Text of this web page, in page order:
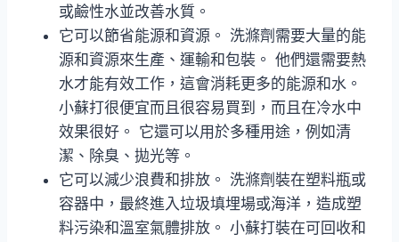
或鹼性水並改善水質。
它可以節省能源和資源。 洗滌劑需要大量的能
源和資源來生產、運輸和包裝。 他們還需要熱
水才能有效工作，這會消耗更多的能源和水。
小蘇打很便宜而且很容易買到，而且在冷水中
效果很好。 它還可以用於多種用途，例如清
潔、除臭、拋光等。
它可以減少浪費和排放。 洗滌劑裝在塑料瓶或
容器中，最終進入垃圾填埋場或海洋，造成塑
料污染和溫室氣體排放。 小蘇打裝在可回收和